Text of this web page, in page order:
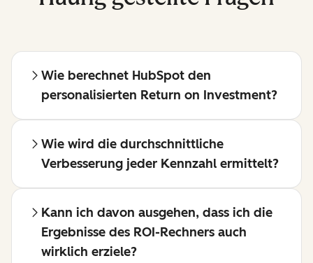
Wie berechnet HubSpot den
personalisierten Return on Investment?
Wie wird die durchschnittliche
Verbesserung jeder Kennzahl ermittelt?
Kann ich davon ausgehen, dass ich die
Ergebnisse des ROI-Rechners auch
wirklich erziele?